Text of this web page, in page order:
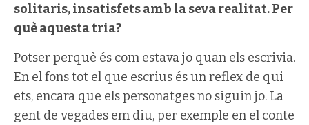
solitaris, insatisfets amb la seva realitat. Per
què aquesta tria?
Potser perquè és com estava jo quan els escrivia.
En el fons tot el que escrius és un reflex de qui
ets, encara que els personatges no siguin jo. La
gent de vegades em diu, per exemple en el conte